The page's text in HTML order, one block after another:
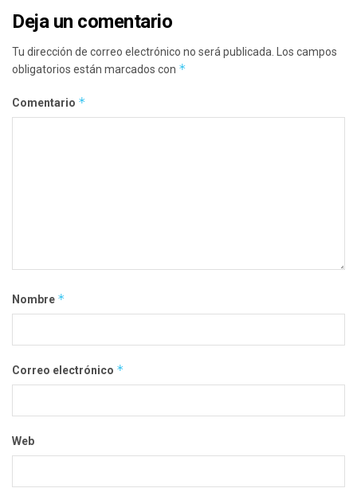
Deja un comentario
Tu dirección de correo electrónico no será publicada. Los campos
obligatorios están marcados con *
Comentario *
Nombre *
Correo electrónico *
Web